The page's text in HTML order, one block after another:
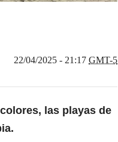
22/04/2025 - 21:17 GMT-5
las playas de